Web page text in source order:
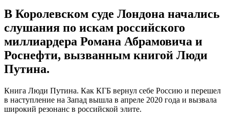
В Королевском суде Лондона начались
слушания по искам российского
миллиардера Романа Абрамовича и
Роснефти, вызванным книгой Люди
Путина.
Книга Люди Путина. Как КГБ вернул себе Россию и перешел
в наступление на Запад вышла в апреле 2020 года и вызвала
широкий резонанс в российской элите.